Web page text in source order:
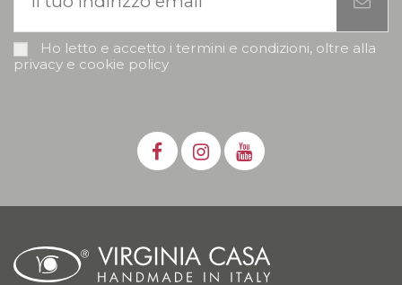
Ho letto e accetto i termini e condizioni, oltre alla
privacy e cookie policy